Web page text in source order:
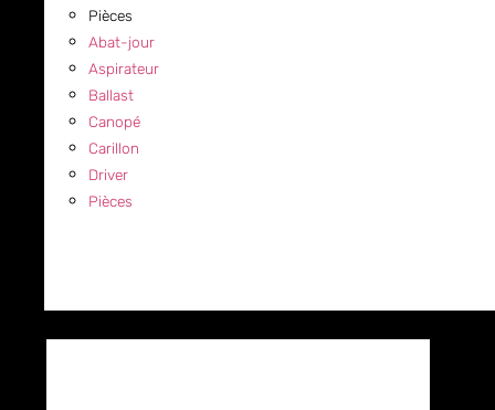
Pièces
Abat-jour
Aspirateur
Ballast
Canopé
Carillon
Driver
Pièces